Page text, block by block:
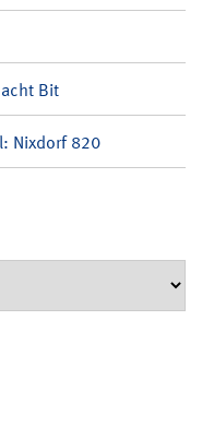
Bit
Nixdorf 820